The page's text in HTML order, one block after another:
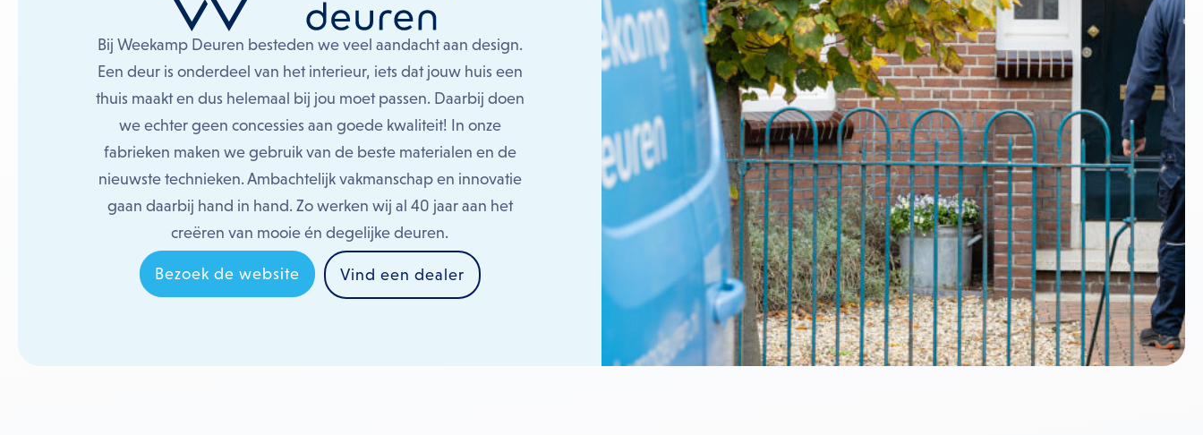
Bij Weekamp Deuren besteden we veel aandacht aan design.
Een deur is onderdeel van het interieur, iets dat jouw huis een
thuis maakt en dus helemaal bij jou moet passen. Daarbij doen
we echter geen concessies aan goede kwaliteit! In onze
fabrieken maken we gebruik van de beste materialen en de
nieuwste technieken. Ambachtelijk vakmanschap en innovatie
gaan daarbij hand in hand. Zo werken wij al 40 jaar aan het
creëren van mooie én degelijke deuren.
Bezoek de website Vind een dealer